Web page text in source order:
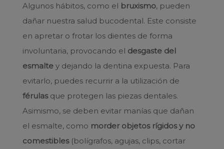
Algunos hábitos, como el bruxismo, pueden
dañar nuestra salud bucodental. Este consiste
en apretar o frotar los dientes de forma
involuntaria, provocando el desgaste del
esmalte y dejando la dentina expuesta. Para
evitarlo, puedes recurrir a la utilización de
férulasque protegen las piezas dentales.
Asimismo, se deben evitar manías que dañan
el esmalte, como morder objetos rígidos y no
comestibles(bolígrafos, agujas, clips, cortar